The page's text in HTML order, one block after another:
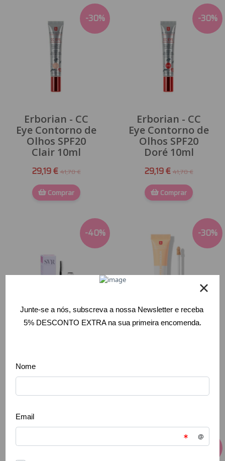
-30%
Erborian - CC
Eye Contorno de
Olhos SPF20
Clair 10ml
29,19 €41,70 €
Comprar
-30%
Erborian - CC
Eye Contorno de
Olhos SPF20
Doré 10ml
29,19 €41,70 €
Comprar
-40%
Preta 9ml
-30%
28,98 €41,40 €
Comprar
-30% -30